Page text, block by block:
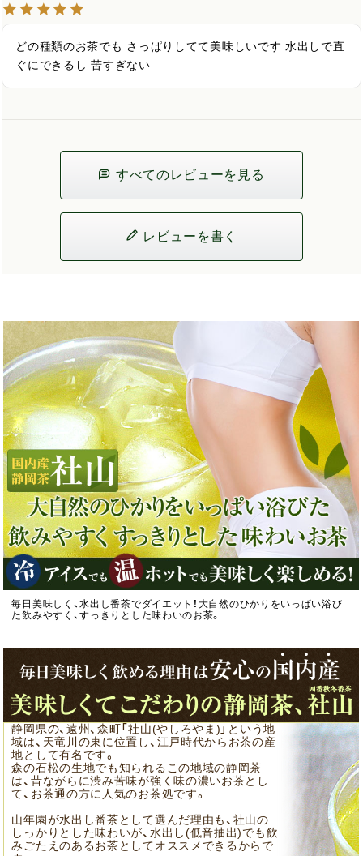
どの種類のお茶でも さっぱりしてて美味しいです 水出しで直
ぐにできるし 苦すぎない
すべてのレビューを見る
レビューを書く
毎日美味しく、水出し番茶でダイエット！大自然のひかりをいっぱい浴び
た飲みやすく、すっきりとした味わいのお茶。
静岡県の、遠州、森町「社山(やしろやま)」という地
域は、天竜川の東に位置し、江戸時代からお茶の産
地として有名です。
森の石松の生地でも知られるこの地域の静岡茶
は、昔ながらに渋み苦味が強く味の濃いお茶とし
て、お茶通の方に人気のお茶処です。
山年園が水出し番茶として選んだ理由も、社山の
しっかりとした味わいが、水出し(低音抽出)でも飲
みごたえのあるお茶としてオススメできるからで